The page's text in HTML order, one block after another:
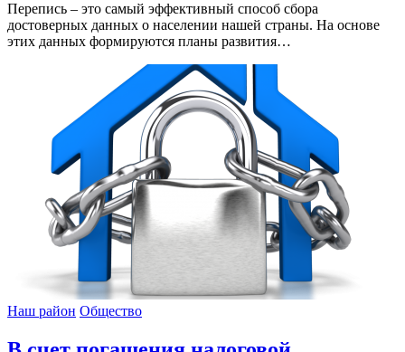
Перепись – это самый эффективный способ сбора
достоверных данных о населении нашей страны. На основе
этих данных формируются планы развития…
Наш район Общество